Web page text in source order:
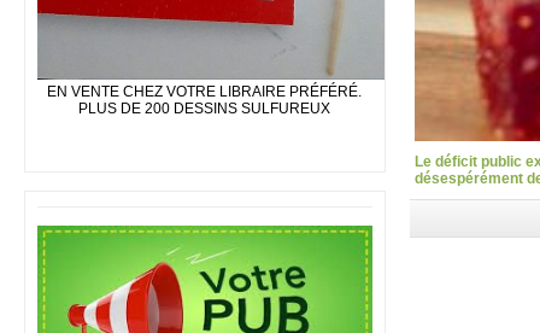
EN VENTE CHEZ VOTRE LIBRAIRE PRÉFÉRÉ.
PLUS DE 200 DESSINS SULFUREUX
Le déficit public
désespérément